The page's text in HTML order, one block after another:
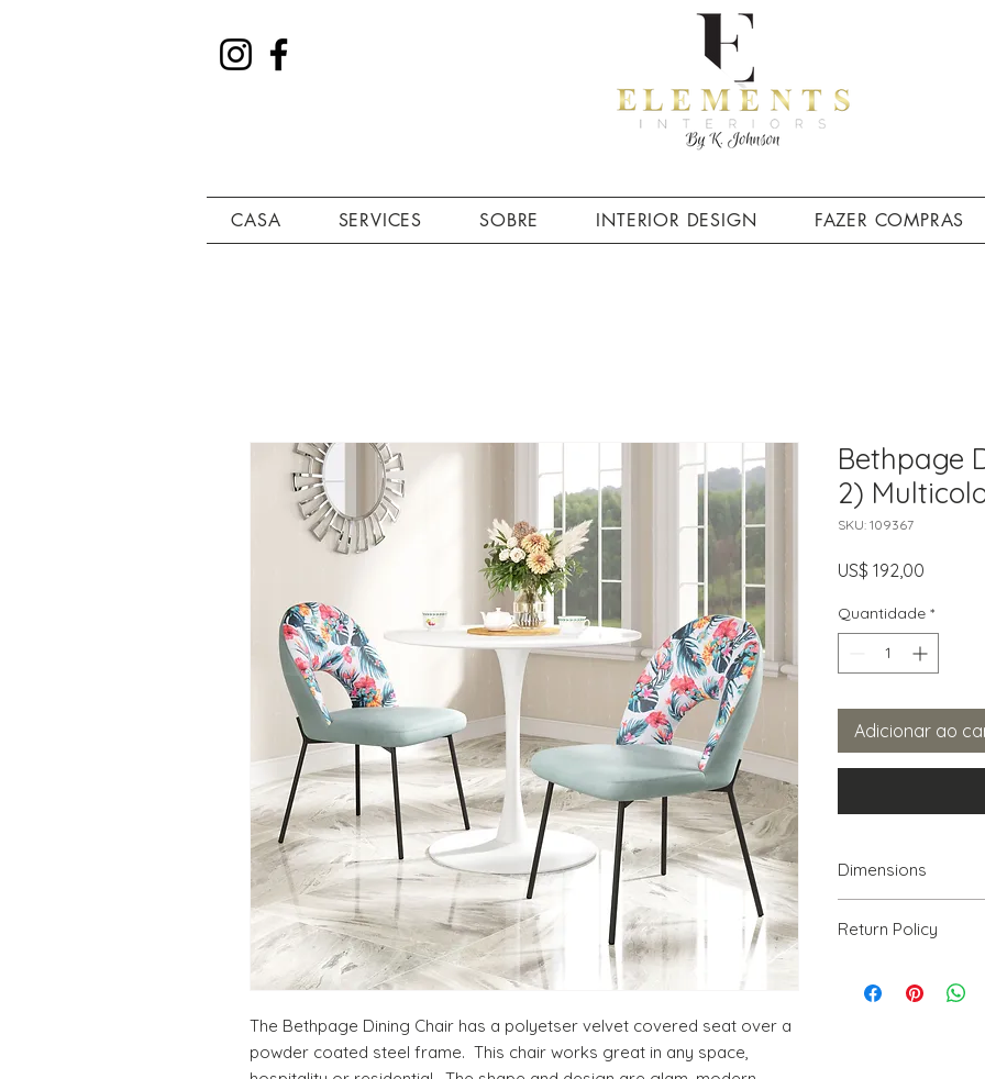
CASA SERVICES SOBRE INTERIOR DESIGN FAZER COMPRAS
The Bethpage Dining Chair has a polyetser velvet covered seat over a
powder coated steel frame.  This chair works great in any space,
Bethpage
2)
SKU: 109367
US$ 192,00
Quantidade *
Adicionar ao
Dimensions
Return Policy
PRODUCT, THAT IS